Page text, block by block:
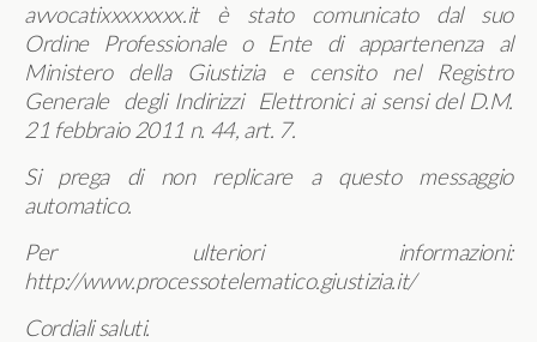
avvocatixxxxxxxx.it è stato comunicato dal suo
Ordine Professionale o Ente di appartenenza al
Ministero della Giustizia e censito nel Registro
Generale degli Indirizzi Elettronici ai sensi del D.M.
21 febbraio 2011 n. 44, art. 7.
Si prega di non replicare a questo messaggio
automatico.
Per ulteriori informazioni:
http://www.processotelematico.giustizia.it/
Cordiali saluti.